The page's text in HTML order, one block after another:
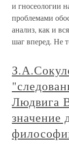
и гносеологии
проблемами
анализ, как и
шаг вперед. Не
Людвига
значение